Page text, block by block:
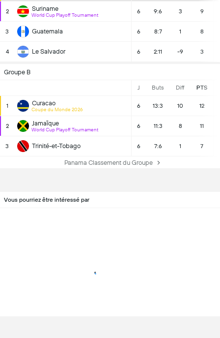
2 Suriname
World Cup Playoff Tournament
6 9:6 3 9
3 Guatemala 6 8:7 1 8
4 Le Salvador 6 2:11 -9 3
Groupe B
J Buts Diff PTS
1 Curacao
Coupe du Monde 2026
6 13:3 10 12
2 Jamaïque
World Cup Playoff Tournament
6 11:3 8 11
3 Trinité-et-Tobago 6 7:6 1 7
Panama Classement du Groupe
Vous pourriez être intéressé par